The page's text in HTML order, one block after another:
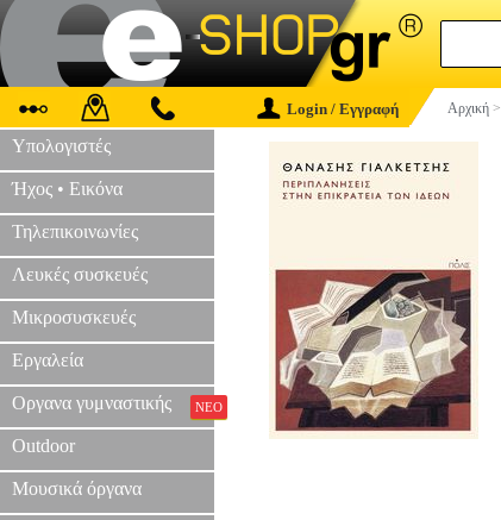
Login / Εγγραφή Αρχική >
Υπολογιστές
Ήχος • Εικόνα
Τηλεπικοινωνίες
Λευκές συσκευές
Μικροσυσκευές
Εργαλεία
Οργανα γυμναστικής ΝΕΟ
Outdoor
Μουσικά όργανα